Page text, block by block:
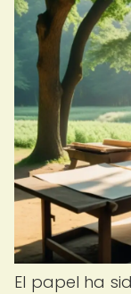
El papel ha